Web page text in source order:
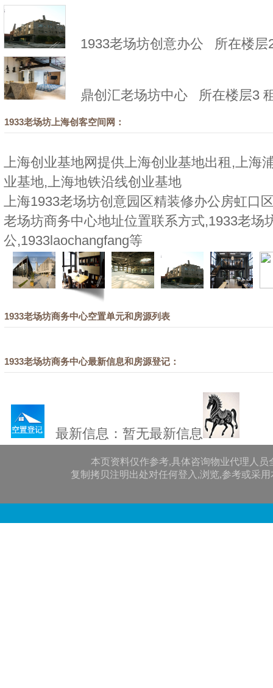
1933老场坊创意办公 所在楼层
鼎创汇老场坊中心 所在楼层3
1933老场坊上海创客空间网：
上海创业基地网提供上海创业基地出租,上海
业基地,上海地铁沿线创业基地
上海1933老场坊创意园区精装修办公房虹口
老场坊商务中心地址位置联系方式,1933老场
公,1933laochangfang等
1933老场坊商务中心空置单元和房源列表
1933老场坊商务中心最新信息和房源登记：
最新信息：暂无最新信息
本页资料仅作参考,具体咨询物业代理人员
复制拷贝注明出处对任何登入,浏览,参考或采